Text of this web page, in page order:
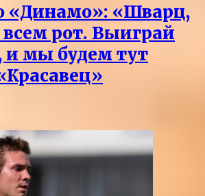
«Динамо»: «Шварц,
рот. Выиграй
и мы будем тут